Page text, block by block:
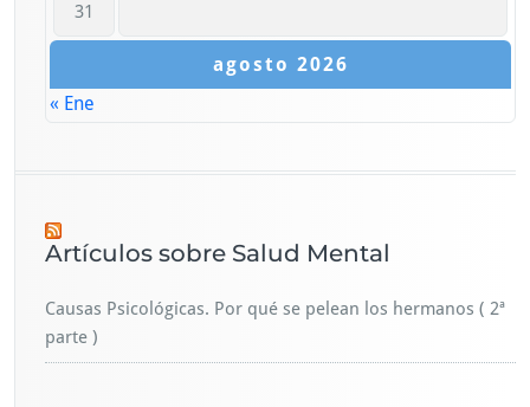
agosto 2026
31
« Ene
Artículos sobre Salud Mental
Causas Psicológicas. Por qué se pelean los hermanos ( 2ª
parte )